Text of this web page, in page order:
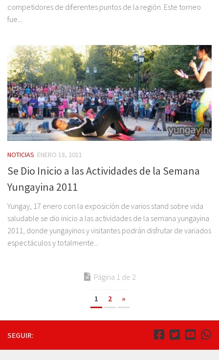
competidores de diferentes puntos de la región. Este torneo
fue...
NOTICIAS ENERO 18, 2011
Se Dio Inicio a las Actividades de la Semana
Yungayina 2011
Yungay, 17 enero con la exposición de varios stand sobre vida
saludable se dio inicio a las actividades de la semana yungayina
2011, donde yungayinos y visitantes podrán disfrutar de variados
espectáculos y totalmente...
Página 1 de 2
1 2 »
SEGUIR: